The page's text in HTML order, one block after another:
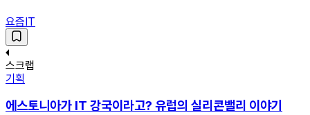
요즘IT
스크랩
기획
에스토니아가 IT 강국이라고? 유럽의 실리콘밸리 이야기